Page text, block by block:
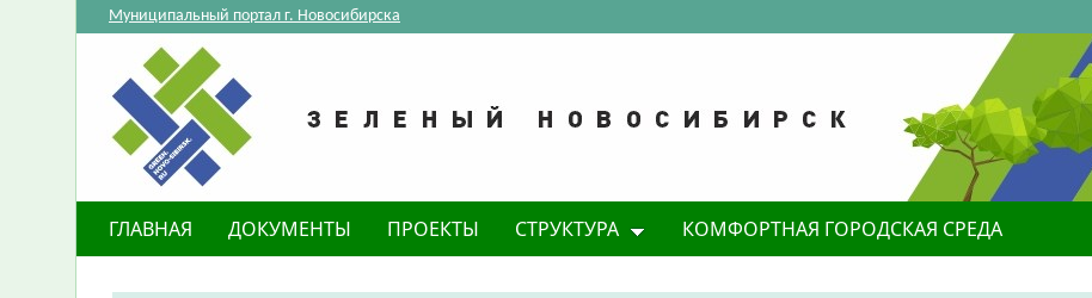
Муниципальный портал г. Новосибирска
ГЛАВНАЯ ДОКУМЕНТЫ ПРОЕКТЫ СТРУКТУРА КОМФОРТНАЯ ГОРОДСКАЯ СРЕДА